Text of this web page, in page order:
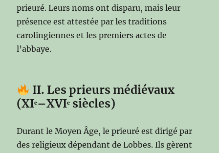
prieuré. Leurs noms ont disparu, mais leur
présence est attestée par les traditions
carolingiennes et les premiers actes de
l’abbaye.
II. Les prieurs médiévaux
(XIᵉ–XVIᵉ siècles)
Durant le Moyen Âge, le prieuré est dirigé par
des religieux dépendant de Lobbes. Ils gèrent